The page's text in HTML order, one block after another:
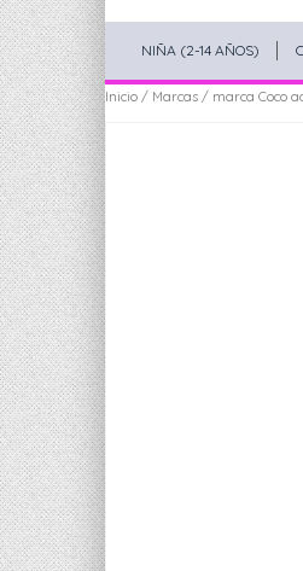
NIÑA (2-14 AÑOS)
Inicio / Marcas / marca Coco